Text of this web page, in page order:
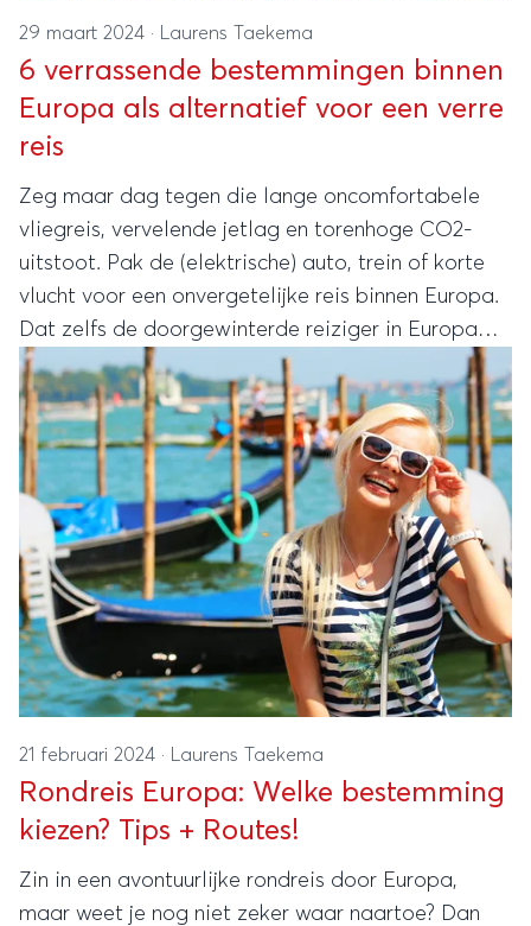
29 maart 2024 · Laurens Taekema
6 verrassende bestemmingen binnen
Europa als alternatief voor een verre
reis
Zeg maar dag tegen die lange oncomfortabele
vliegreis, vervelende jetlag en torenhoge CO2-
uitstoot. Pak de (elektrische) auto, trein of korte
vlucht voor een onvergetelijke reis binnen Europa.
Dat zelfs de doorgewinterde reiziger in Europa
verrast kan worden, laat reisspecialist Better
Places zien met uniek aanbod aan maatwerk
reizen dichter bij huis. Want wat denk je van hiken
in de Dinarische Alpen, beren spotten in Roemenië
of ontspannen aan ongerepte stranden in Albanië?
Laat je voor je volgende vakantie inspireren door
deze zes topbestemmingen binnen Europa.
21 februari 2024 · Laurens Taekema
Rondreis Europa: Welke bestemming
kiezen? Tips + Routes!
Zin in een avontuurlijke rondreis door Europa,
maar weet je nog niet zeker waar naartoe? Dan